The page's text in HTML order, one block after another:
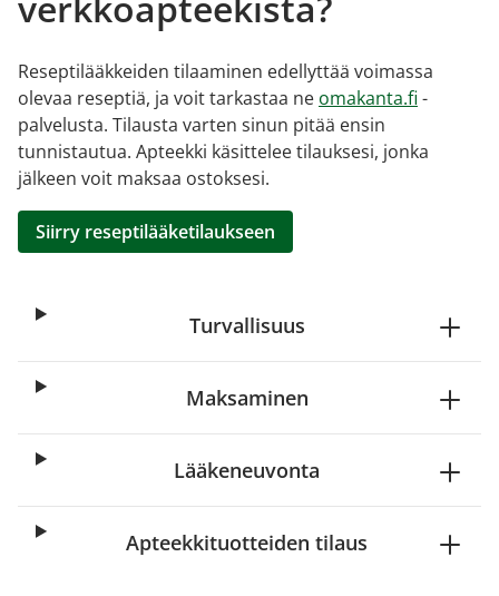
Reseptilääkkeiden tilaaminen edellyttää voimassa
olevaa reseptiä, ja voit tarkastaa ne omakanta.fi -
palvelusta. Tilausta varten sinun pitää ensin
tunnistautua. Apteekki käsittelee tilauksesi, jonka
jälkeen voit maksaa ostoksesi.
Siirry reseptilääketilaukseen
Turvallisuus
Maksaminen
Lääkeneuvonta
Apteekkituotteiden tilaus